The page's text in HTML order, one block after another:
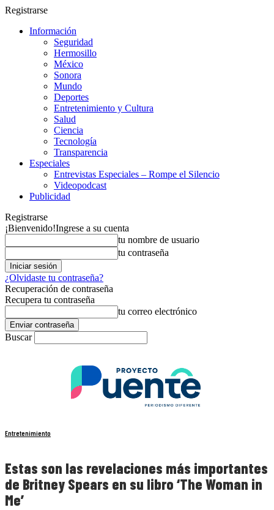
Registrarse
Información
Seguridad
Hermosillo
México
Sonora
Mundo
Deportes
Entretenimiento y Cultura
Salud
Ciencia
Tecnología
Transparencia
Especiales
Entrevistas Especiales – Rompe el Silencio
Videopodcast
Publicidad
Registrarse
¡Bienvenido!Ingrese a su cuenta
tu nombre de usuario
tu contraseña
¿Olvidaste tu contraseña?
Recuperación de contraseña
Recupera tu contraseña
tu correo electrónico
Buscar
Entretenimiento
Estas son las revelaciones más importantes
de Britney Spears en su libro ‘The Woman in
Me’